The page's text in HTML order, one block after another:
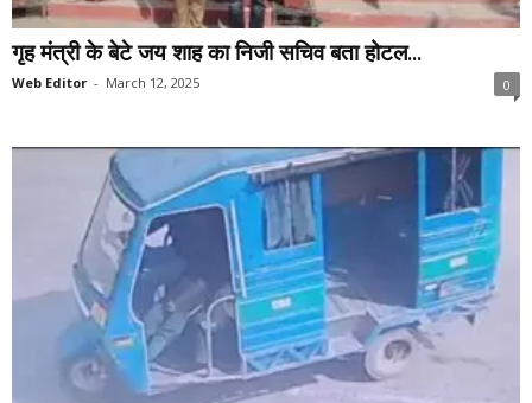
गृह मंत्री के बेटे जय शाह का निजी सचिव बता होटल...
Web Editor - March 12, 2025 0